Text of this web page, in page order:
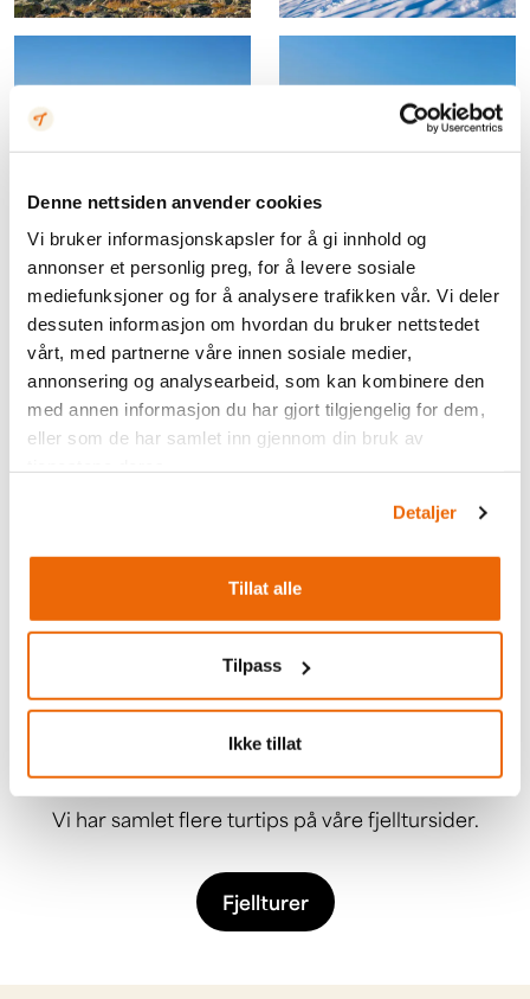
Denne nettsiden anvender cookies
Vi bruker informasjonskapsler for å gi innhold og
annonser et personlig preg, for å levere sosiale
mediefunksjoner og for å analysere trafikken vår. Vi deler
dessuten informasjon om hvordan du bruker nettstedet
vårt, med partnerne våre innen sosiale medier,
annonsering og analysearbeid, som kan kombinere den
med annen informasjon du har gjort tilgjengelig for dem,
eller som de har samlet inn gjennom din bruk av
Detaljer
Tillat alle
Tilpass
Ikke tillat
Kart og flere detaljer
Kartet og turbeskrivelsen viser turen til Skutshødn
med utgangspunkt fra Sandalen.
Flere turtips?
Vi har samlet flere turtips på våre fjelltursider.
Fjellturer